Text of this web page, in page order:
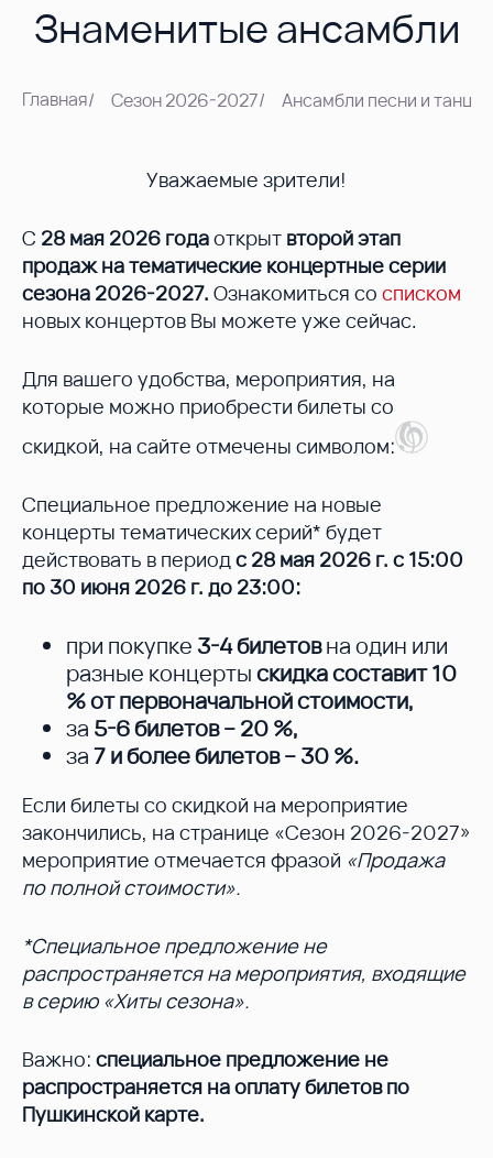
Знаменитые ансамбли
Главная/ Сезон 2026-2027/ Ансамбли песни и танца
Уважаемые зрители!
С 28 мая 2026 годаоткрыт второй этап
продаж на тематические концертные серии
сезона 2026-2027. Ознакомиться со списком
новых концертов Вы можете уже сейчас.
Для вашего удобства, мероприятия, на
которые можно приобрести билеты со
скидкой, на сайте отмечены символом:
Специальное предложение на новые
концерты тематических серий* будет
действовать в периодс 28 мая 2026 г. с 15:00
по 30 июня 2026 г. до 23:00:
при покупке 3-4 билетовна один или
разные концертыскидка составит 10
%от первоначальной стоимости,
за 5-6 билетов – 20 %,
за7 и более билетов – 30 %.
Если билеты со скидкой на мероприятие
закончились, на странице «Сезон 2026-2027»
мероприятие отмечается фразой «Продажа
по полной стоимости».
*Специальное предложение не
распространяется на мероприятия, входящие
в серию «Хиты сезона».
Важно: специальное предложение не
распространяется на оплату билетов по
Пушкинской карте.